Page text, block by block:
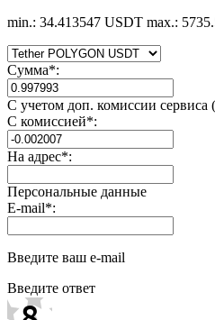
min.: 34.413547 USDT max.:
Сумма*:
С учетом доп. комиссии сервиса
С комиссией*:
На адрес*:
Персональные данные
E-mail*:
Введите ваш e-mail
Введите ответ